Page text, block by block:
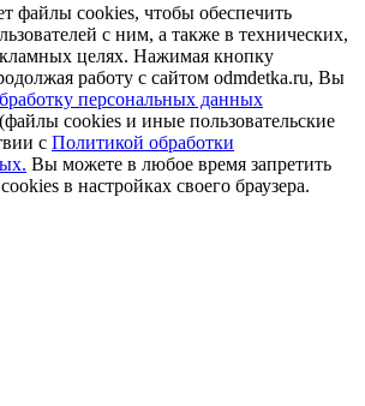
файлы cookies, чтобы обеспечить
с ним, а также в технических,
целях. Нажимая кнопку
работу с сайтом odmdetka.ru, Вы
персональных данных
cookies и иные пользовательские
с Политикой обработки
Вы можете в любое время запретить
в настройках своего браузера.